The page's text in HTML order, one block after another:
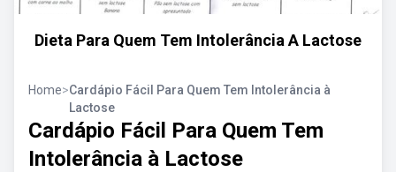
Dieta Para Quem Tem Intolerância A Lactose
Home>Cardápio Fácil Para Quem Tem Intolerância à
Lactose
Cardápio Fácil Para Quem Tem
Intolerância à Lactose